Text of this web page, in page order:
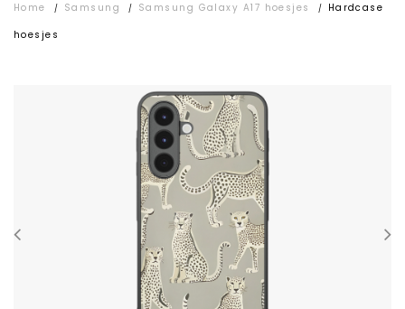
Home / Samsung / Samsung Galaxy A17 hoesjes /
Hardcase
hoesjes